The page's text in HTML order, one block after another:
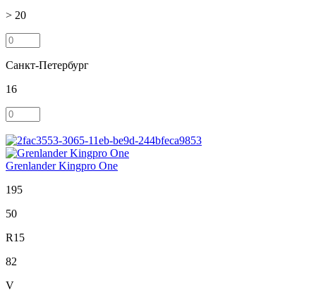
> 20
Санкт-Петербург
16
Grenlander Kingpro One
195
50
R15
82
V